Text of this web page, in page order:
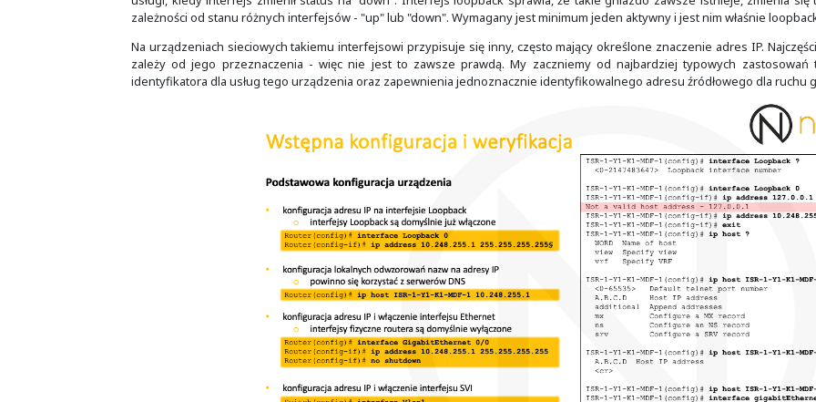
wystarczy wtedy użyć tabulatora (klawisz "TAB") i pokaże nam się to co już wpisaliśmy.
zdezorientować i popełnimy literówkę.
Włączenie synchronicznego logowania zdarzeń powoduje, że komunikaty generowane
pracuje z urządzeniem. Widać to na zielonawym tle zrzutu poleceń.
Oprócz interfejsów fizycznych, urządzenie może posiadać wiele interfejsów logicznych.
traktować 1 do 1, jak interfejsu loopback, który znajduje się w systemach urządzeń
, blok adresowy 127.0.0.0/8 przypisany jest do urządzeń
hostem. Stąd jak widać na czerwonawym tle zrzutu poleceń poniżej, urządzenie sieciowe
Not a valid host address - 127.0.0.1".
Natomiast idea interfejsu pętli zwrotnej czy interfejsu loopback w obu przypadkach jest
Gdyby na hostach nie było interfejsu loopback, to każda utrata połączenia z siecią mogłaby
usługi, kiedy interfejs zmienił status na "down". Interfejs loopback sprawia, że takie
zależności od stanu różnych interfejsów - "up" lub "down". Wymagany jest minimum jeden
Na urządzeniach sieciowych takiemu interfejsowi przypisuje się inny, często mający